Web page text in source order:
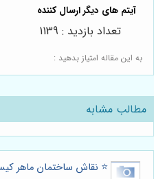
به این مقاله امتیاز بدهید :
تعداد بازدید : 1139
مطالب مشابه
⭐️ نقاش ساختمان ماهر